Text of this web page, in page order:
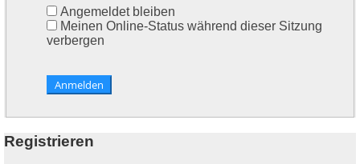
Angemeldet bleiben
Meinen Online-Status während dieser Sitzung
verbergen
Registrieren